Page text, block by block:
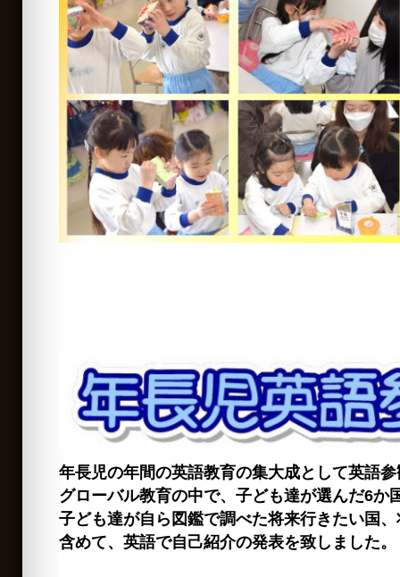
年長児の年間の英語教育の集大成として英語
グローバル教育の中で、子ども達が選んだ6か
子ども達が自ら図鑑で調べた将来行きたい国
含めて、英語で自己紹介の発表を致しました。